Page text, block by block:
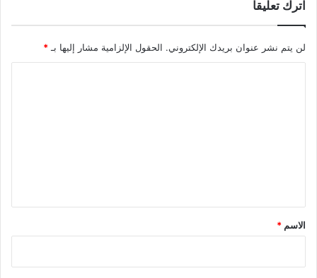
اترك تعليقاً
لن يتم نشر عنوان بريدك الإلكتروني. الحقول الإلزامية مشار إليها بـ *
*
الاسم *